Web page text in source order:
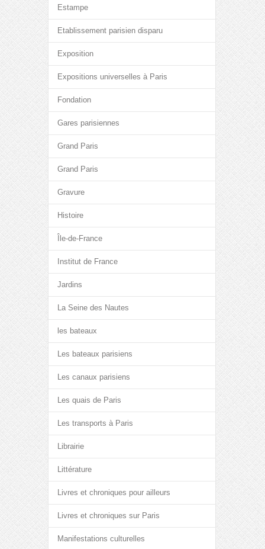
Estampe
Etablissement parisien disparu
Exposition
Expositions universelles à Paris
Fondation
Gares parisiennes
Grand Paris
Grand Paris
Gravure
Histoire
Île-de-France
Institut de France
Jardins
La Seine des Nautes
les bateaux
Les bateaux parisiens
Les canaux parisiens
Les quais de Paris
Les transports à Paris
Librairie
Littérature
Livres et chroniques pour ailleurs
Livres et chroniques sur Paris
Manifestations culturelles